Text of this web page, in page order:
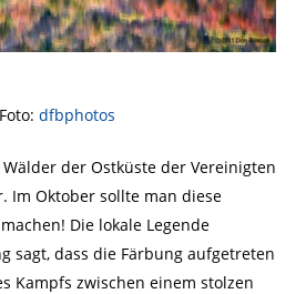
Foto:dfbphotos
der Ostküste der Vereinigten
Im Oktober sollte man diese
Die lokale Legende
sagt, dass die Färbung aufgetreten
Kampfs zwischen einem stolzen